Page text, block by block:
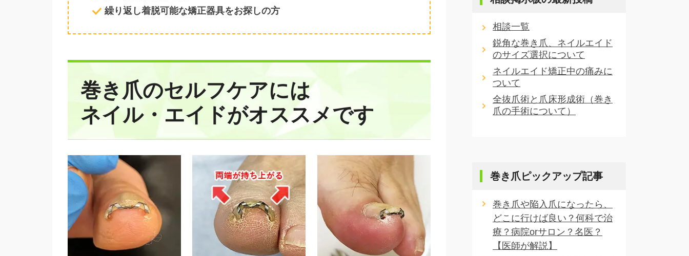
繰り返し着脱可能な矯正器具をお探しの方
巻き爪のセルフケアには
ネイル・エイドがオススメです
相談一覧
鋭角な巻き爪、ネイルエイド
のサイズ選択について
ネイルエイド矯正中の痛みに
ついて
全抜爪術と爪床形成術（巻き
爪の手術について）
巻き爪ピックアップ記事
巻き爪や陥入爪になったら、
どこに行けば良い？何科で治
療？病院orサロン？名医？
【医師が解説】